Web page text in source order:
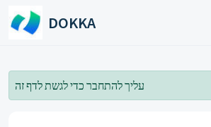
Skip to main content
DOKKA
עליך להתחבר כדי לגשת לדף זה